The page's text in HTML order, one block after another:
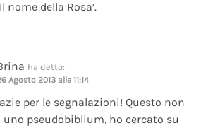
nome della Rosa’.
ha detto:
Agosto 2013 alle 11:14
per le segnalazioni! Questo non
uno pseudobiblium, ho cercato su